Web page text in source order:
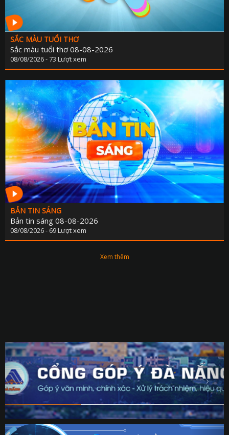
SẮC MÀU TUỔI THƠ
Sắc màu tuổi thơ 08-08-2026
08/08/2026 - 73 Lượt xem
BẢN TIN SÁNG
Bản tin sáng 08-08-2026
08/08/2026 - 69 Lượt xem
Xem thêm